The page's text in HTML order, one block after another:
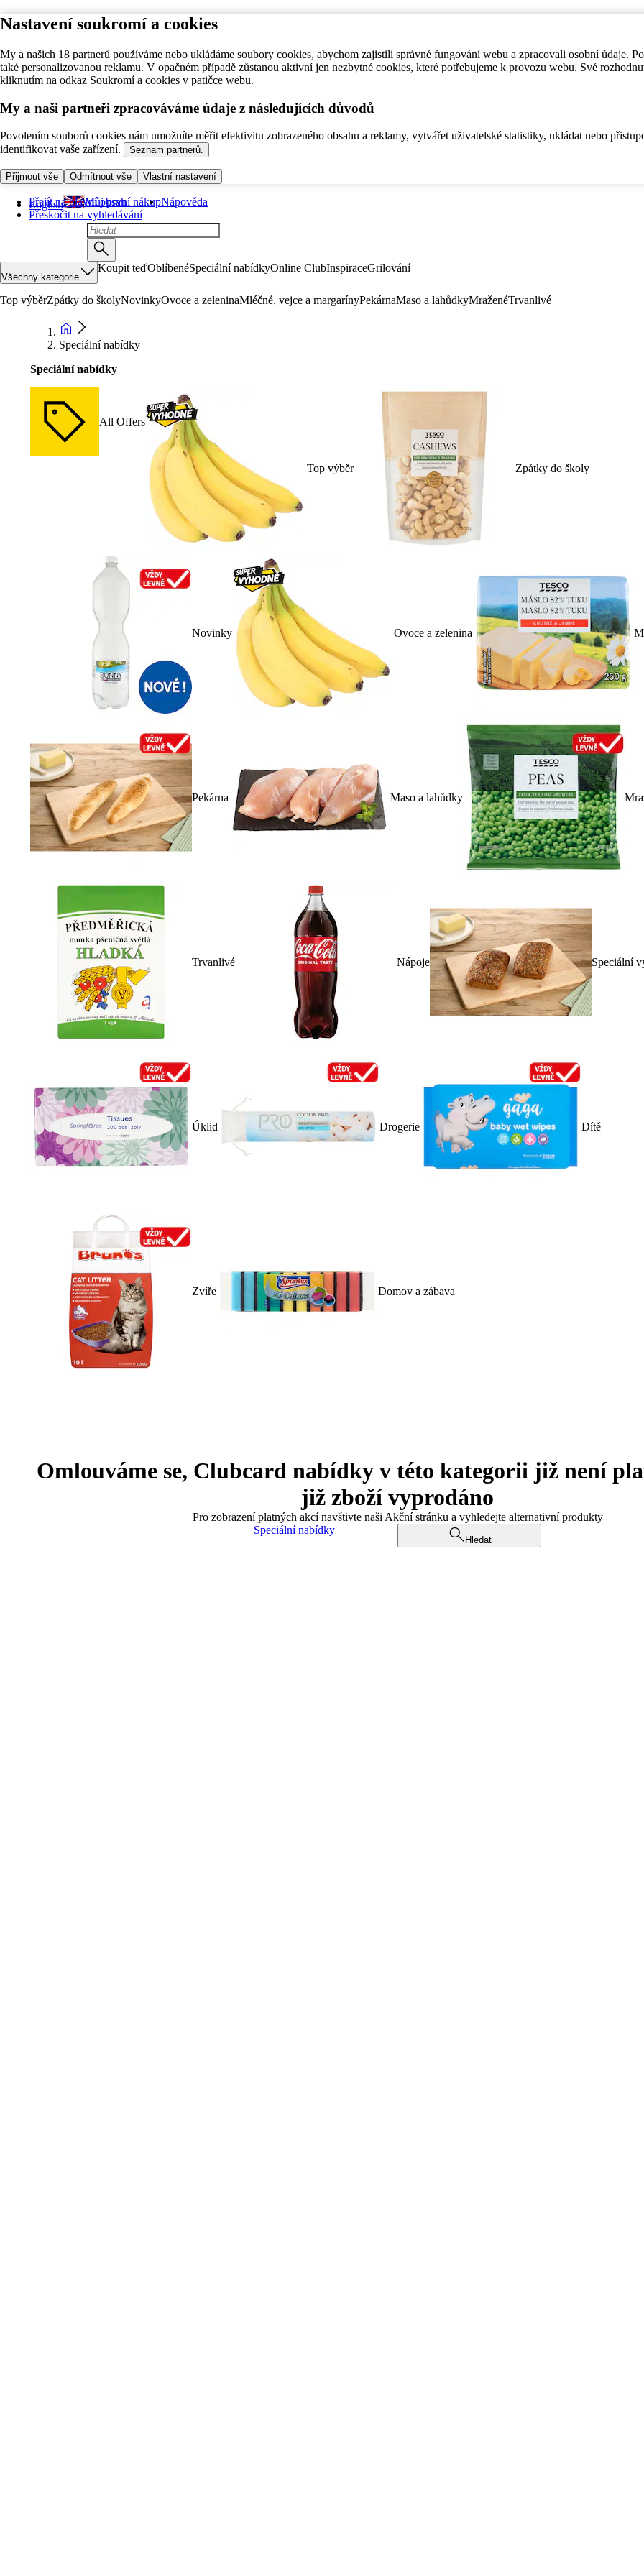
Nastavení soukromí a cookies
My a našich 18 partnerů používáme nebo ukládáme soubory cookies, abychom zajistili správné fungování webu a zpracovali osobní údaje.
také personalizovanou reklamu. V opačném případě zůstanou aktivní jen nezbytné cookies, které potřebujeme k provozu webu. Své
kliknutím na odkaz Soukromí a cookies v patičce webu.
My a naši partneři zpracováváme údaje z následujících důvodů
Povolením souborů cookies nám umožníte měřit efektivitu zobrazeného obsahu a reklamy, vytvářet uživatelské statistiky, ukládat nebo
identifikovat vaše zařízení.
Seznam partnerů.
Přijmout vše Odmítnout vše Vlastní nastavení
Přejít na hlavní obsah
Přeskočit na vyhledávání
English Můj první nákupNápověda
Všechny kategorie
Koupit teďOblíbenéSpeciální nabídkyOnline ClubInspiraceGrilování
Top výběrZpátky do školyNovinkyOvoce a zeleninaMléčné, vejce a margarínyPekárnaMaso a lahůdkyMraženéTrvanlivé
Speciální nabídky
Speciální nabídky
All Offers
Top výběr Zpátky do školy
Novinky Ovoce a zelenina
Pekárna Maso a lahůdky
Trvanlivé Nápoje Speciální
Úklid Drogerie Dítě
Zvíře Domov a zábava
Omlouváme se, Clubcard nabídky v této kategorii již není
již zboží vyprodáno
Pro zobrazení platných akcí navštivte naši Akční stránku a vyhledejte alternativní produkty
Speciální nabídky
Hledat